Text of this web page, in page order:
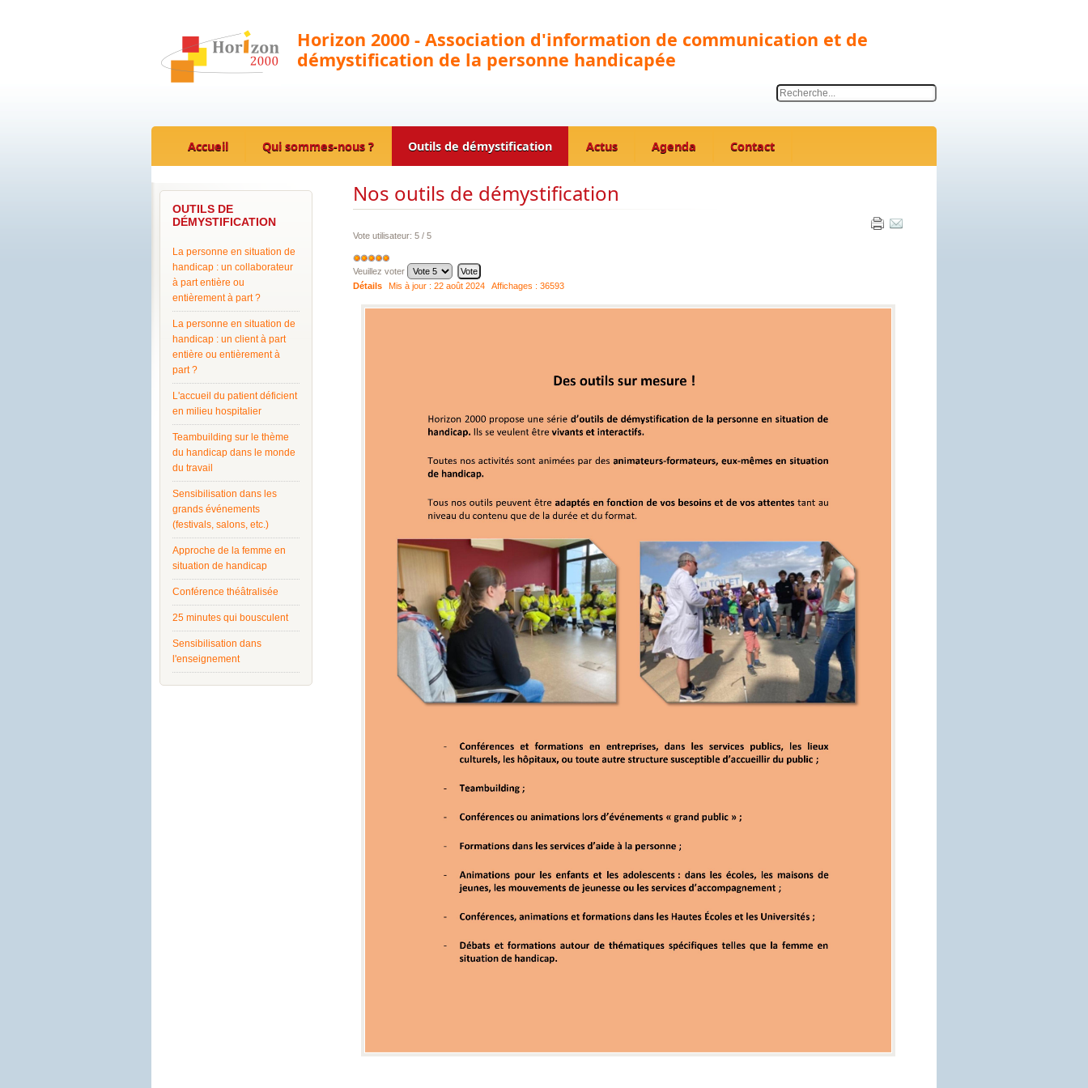
Horizon 2000 - Association d'information de communication et de
démystification de la personne handicapée
Accueil Qui sommes-nous ? Outils de démystification Actus Agenda Contact
Nos outils de démystification
Vote utilisateur: 5/ 5
Veuillez voter
Détails
Mis à jour : 22 août 2024 Affichages : 36593
OUTILS DE
DÉMYSTIFICATION
La personne en situation de
handicap : un collaborateur
à part entière ou
entièrement à part ?
La personne en situation de
handicap : un client à part
entière ou entièrement à
part ?
L'accueil du patient déficient
en milieu hospitalier
Teambuilding sur le thème
du handicap dans le monde
du travail
Sensibilisation dans les
grands événements
(festivals, salons, etc.)
Approche de la femme en
situation de handicap
Conférence théâtralisée
25 minutes qui bousculent
Sensibilisation dans
l'enseignement